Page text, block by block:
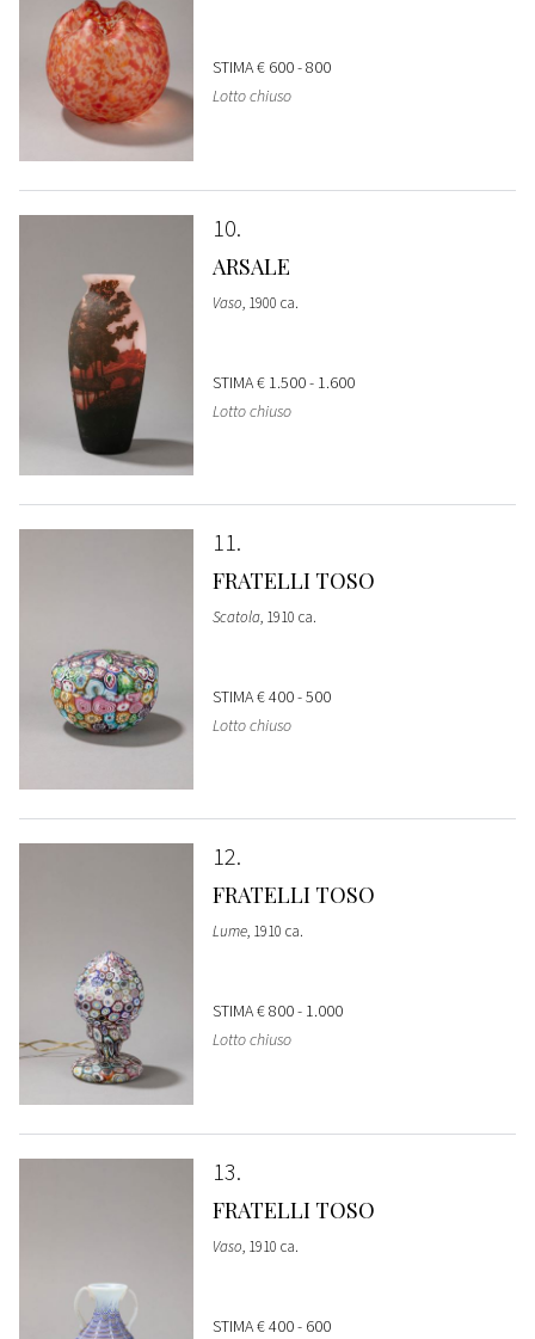
STIMA€ 600 - 800
Lotto chiuso
10
ARSALE
Vaso, 1900 ca.
STIMA€ 1.500 - 1.600
Lotto chiuso
11
FRATELLI TOSO
Scatola, 1910 ca.
STIMA€ 400 - 500
Lotto chiuso
12
FRATELLI TOSO
Lume, 1910 ca.
STIMA€ 800 - 1.000
Lotto chiuso
13
FRATELLI TOSO
Vaso, 1910 ca.
STIMA€ 400 - 600